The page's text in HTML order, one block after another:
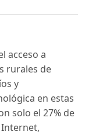
acceso a
rurales de
y
en estas
solo el 27% de